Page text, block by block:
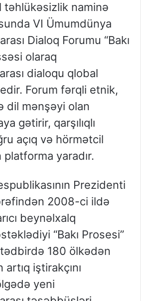
təhlükəsizlik naminə
VI Ümumdünya
Dialoq Forumu “Bakı
olaraq
dialoqu qlobal
Forum fərqli etnik,
dil mənşəyi olan
gətirir, qarşılıqlı
açıq və hörmətcil
yaradır.
Prezidenti
2008-ci ildə
beynəlxalq
“Bakı Prosesi”
180 ölkədən
iştirakçını
yeni